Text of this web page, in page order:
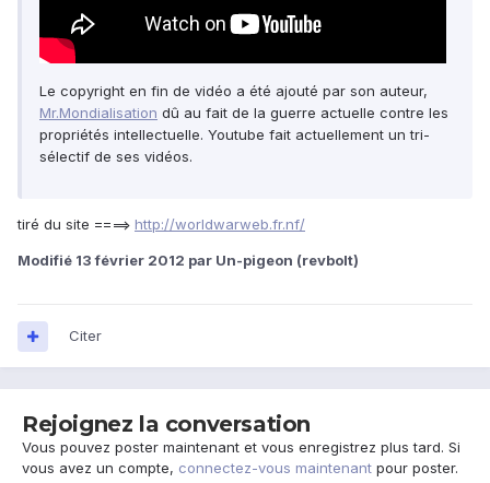
Le copyright en fin de vidéo a été ajouté par son auteur,
Mr.Mondialisation dû au fait de la guerre actuelle contre les
propriétés intellectuelle. Youtube fait actuellement un tri-
sélectif de ses vidéos.
tiré du site ====> http://worldwarweb.fr.nf/
Modifié 13 février 2012 par Un-pigeon (revbolt)
Citer
Rejoignez la conversation
Vous pouvez poster maintenant et vous enregistrez plus tard. Si
vous avez un compte, connectez-vous maintenant pour poster.